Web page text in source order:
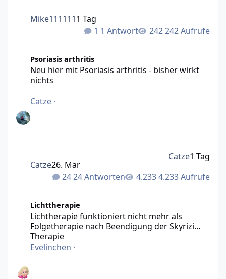
1 Antwort 242 Aufrufe
Mike1111111 Tag
Psoriasis arthritis
Neu hier mit Psoriasis arthritis - bisher wirkt
nichts
Catze ·
24 Antworten 4.233 Aufrufe
Catze26. Mär
Catze1 Tag
Lichttherapie
Lichtherapie funktioniert nicht mehr als
Folgetherapie nach Beendigung der Skyrizi
Therapie
Evelinchen ·